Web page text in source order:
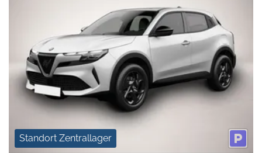
Standort Zentrallager